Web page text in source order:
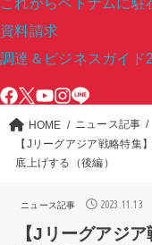
資料請求
調達＆ビジネスガイド
HOME
ニュース記事
【Jリーグアジア戦略特集
底上げする（後編）
ニュース記事 2023.11.13
【Jリーグアジ